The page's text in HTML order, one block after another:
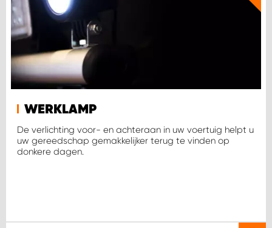
WERKLAMP
De verlichting voor- en achteraan in uw voertuig helpt u
uw gereedschap gemakkelijker terug te vinden op
donkere dagen.